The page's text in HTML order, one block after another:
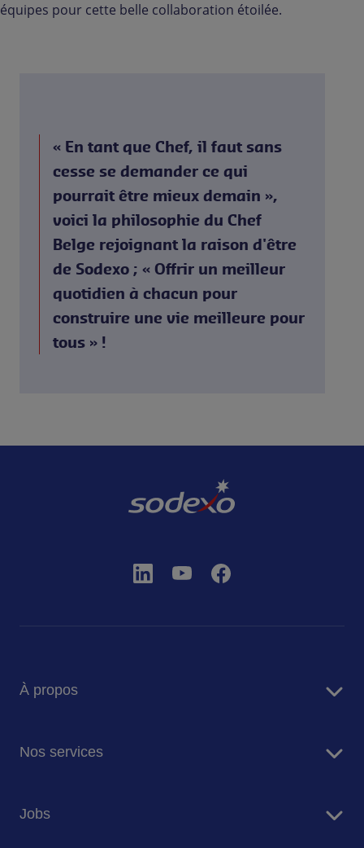
équipes pour cette belle collaboration étoilée.
« En tant que Chef, il faut sans
cesse se demander ce qui
pourrait être mieux demain »,
voici la philosophie du Chef
Belge rejoignant la raison d'être
de Sodexo ; « Offrir un meilleur
quotidien à chacun pour
construire une vie meilleure pour
tous » !
À propos
Nos services
Résidences Seniors
Jobs